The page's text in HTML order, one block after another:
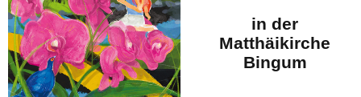
in der
Matthäikirche
Bingum